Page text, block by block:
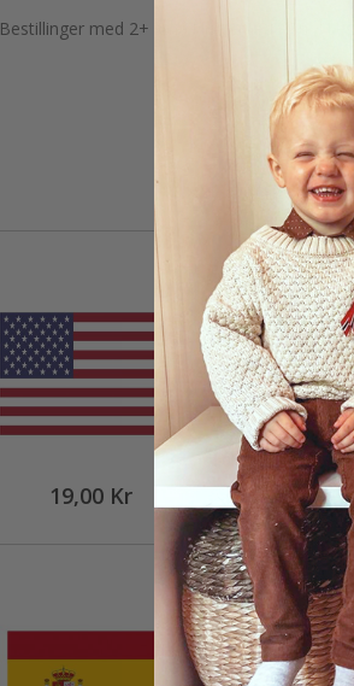
Bestillinger med 2+ små klistremerker
19,00 Kr